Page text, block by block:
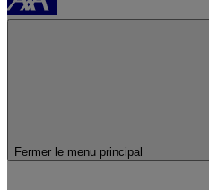
Fermer le menu principal